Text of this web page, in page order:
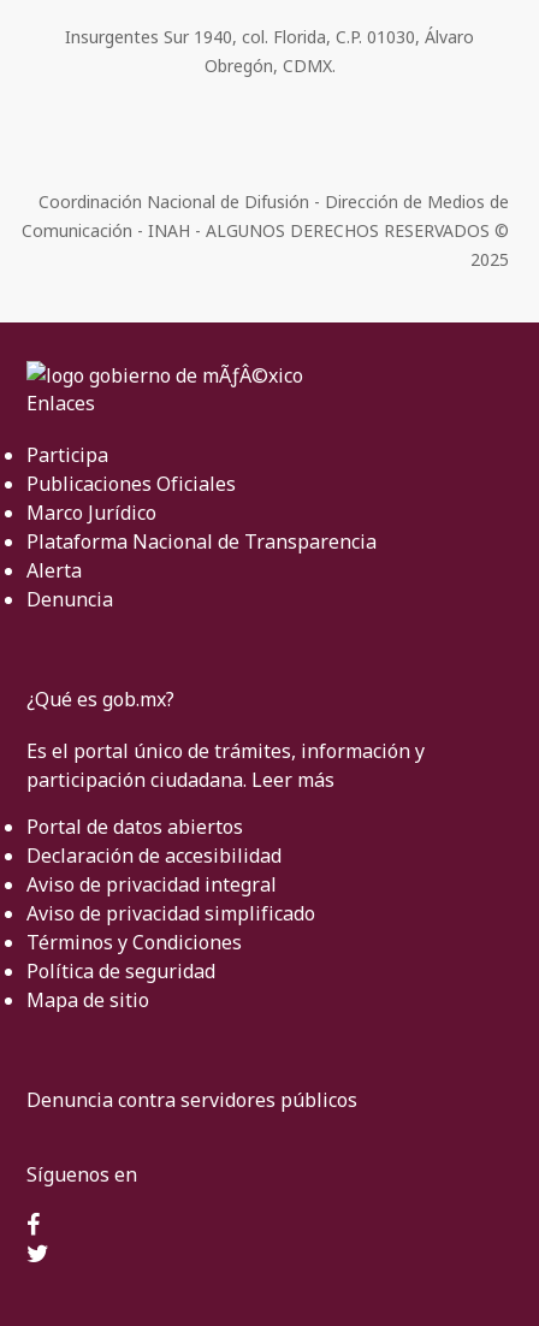
Insurgentes Sur 1940, col. Florida, C.P. 01030, Álvaro
Obregón, CDMX.
Coordinación Nacional de Difusión - Dirección de Medios de
Comunicación - INAH - ALGUNOS DERECHOS RESERVADOS ©
2025
Enlaces
Participa
Publicaciones Oficiales
Marco Jurídico
Plataforma Nacional de Transparencia
Alerta
Denuncia
¿Qué es gob.mx?
Es el portal único de trámites, información y
participación ciudadana. Leer más
Portal de datos abiertos
Declaración de accesibilidad
Aviso de privacidad integral
Aviso de privacidad simplificado
Términos y Condiciones
Política de seguridad
Mapa de sitio
Denuncia contra servidores públicos
Síguenos en